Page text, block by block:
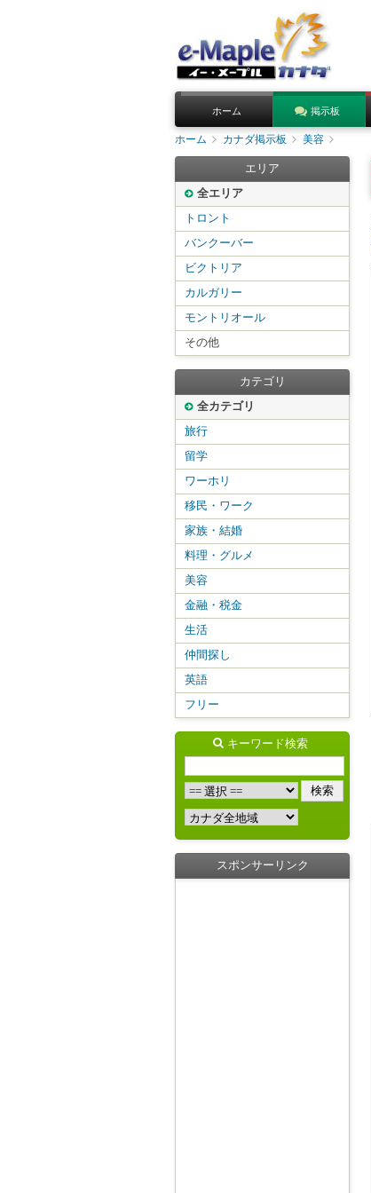
ホーム 掲示板
ホーム カナダ掲示板 美容
エリア
全エリア
トロント
バンクーバー
ビクトリア
カルガリー
モントリオール
その他
カテゴリ
全カテゴリ
旅行
留学
ワーホリ
移民・ワーク
家族・結婚
料理・グルメ
美容
金融・税金
生活
仲間探し
英語
フリー
キーワード検索
スポンサーリンク